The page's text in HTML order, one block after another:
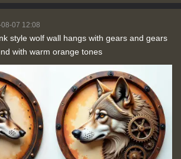
07 12:08
style wolf wall hangs with gears and gears
with warm orange tones